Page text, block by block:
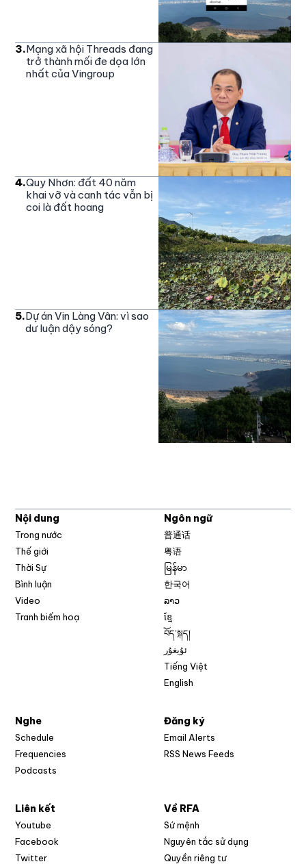
3.Mạng xã hội Threads đang
trở thành mối đe dọa lớn
nhất của Vingroup
4.Quy Nhơn: đất 40 năm
khai vỡ và canh tác vẫn bị
coi là đất hoang
5.Dự án Vin Làng Vân: vì sao
dư luận dậy sóng?
Nội dung
Trong nước
Thế giới
Thời Sự
Bình luận
Video
Tranh biếm hoạ
Ngôn ngữ
普通话
粤语
မြန်မာ
한국어
ລາວ
ខ្មែ
བོད་སྐད།
ئۇيغۇر
Tiếng Việt
English
Nghe
Schedule
Frequencies
Podcasts
Đăng ký
Email Alerts
RSS News Feeds
Liên kết
Youtube
Facebook
Twitter
Về RFA
Sứ mệnh
Nguyên tắc sử dụng
Quyền riêng tư